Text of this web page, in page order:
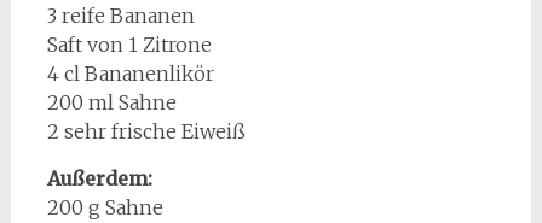
3 reife Bananen
Saft von 1 Zitrone
4 cl Bananenlikör
200 ml Sahne
2 sehr frische Eiweiß
Außerdem:
200 g Sahne